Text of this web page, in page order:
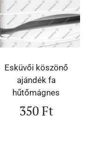
Esküvői köszönő
ajándék fa
hűtőmágnes
350Ft